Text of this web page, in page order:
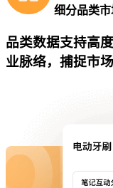
细分品类
品类数据支持高
业脉络，捕捉市场